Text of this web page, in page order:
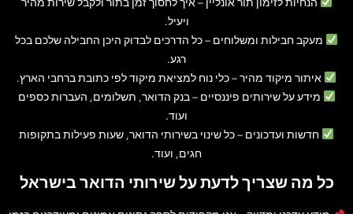
ויעיל.
מעקב חבילות ומשלוחים – כל הדרכים לבדוק היכן החבילה שלכם בכל
רגע.
איתור מיקוד מהיר– כלי נוח למציאת מיקוד לפי כתובת ברחבי הארץ.
מידע על שירותים פיננסיים – בנק הדואר, תשלומים, העברות כספים
ועוד.
חדשות ועדכונים – כל שינוי בשירותי הדואר, שעות פעילות בתקופות
חגים, ועוד.
כל מה שצריך לדעת על שירותי הדואר בישראל